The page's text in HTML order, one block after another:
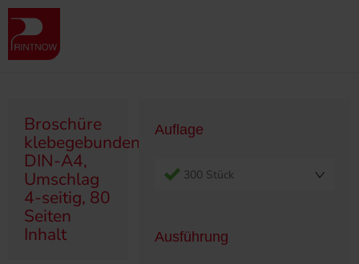
Produktübersicht
Broschüre klebegebunden, DIN-A4, Umschlag 4-seitig, 80 Seiten
Inhalt
Broschüre
klebegebunden,
DIN-A4,
Umschlag
4-seitig, 80
Seiten
Inhalt
Auflage
300 Stück
Ausführung